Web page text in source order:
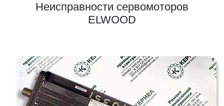
Неисправности сервомоторов
ELWOOD